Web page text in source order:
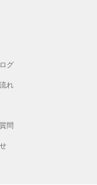
グ
れ
問